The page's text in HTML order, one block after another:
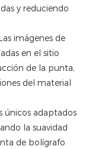
y reduciendo
imágenes de
en el sitio
de la punta,
del material
únicos adaptados
la suavidad
de bolígrafo